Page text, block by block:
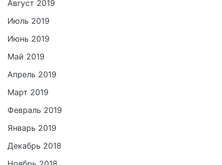
Август 2019
Июль 2019
Июнь 2019
Май 2019
Апрель 2019
Март 2019
Февраль 2019
Январь 2019
Декабрь 2018